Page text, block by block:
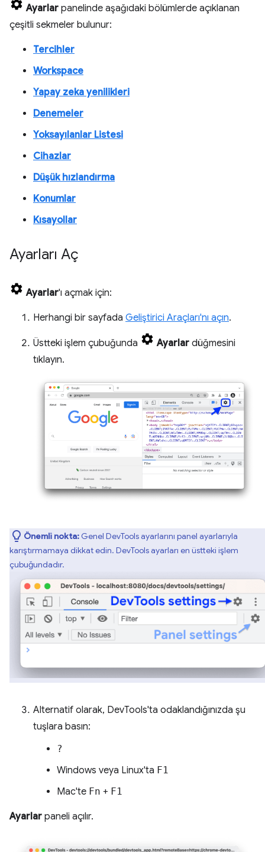
Ayarlar panelinde aşağıdaki bölümlerde açıklanan
çeşitli sekmeler bulunur:
Tercihler
Workspace
Yapay zeka yenilikleri
Denemeler
Yoksayılanlar Listesi
Cihazlar
Düşük hızlandırma
Konumlar
Kısayollar
Ayarları Aç
Ayarlar'ı açmak için:
Herhangi bir sayfada Geliştirici Araçları'nı açın.
Üstteki işlem çubuğunda Ayarlar düğmesini
tıklayın.
Önemli nokta: Genel DevTools ayarlarını panel ayarlarıyla
karıştırmamaya dikkat edin. DevTools ayarları en üstteki işlem
çubuğundadır.
Alternatif olarak, DevTools'ta odaklandığınızda şu
tuşlara basın:
?
Windows veya Linux'ta F1
Mac'te Fn + F1
Ayarlar paneli açılır.